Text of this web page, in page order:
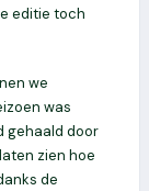
editie toch
we
was
gehaald door
zien hoe
de